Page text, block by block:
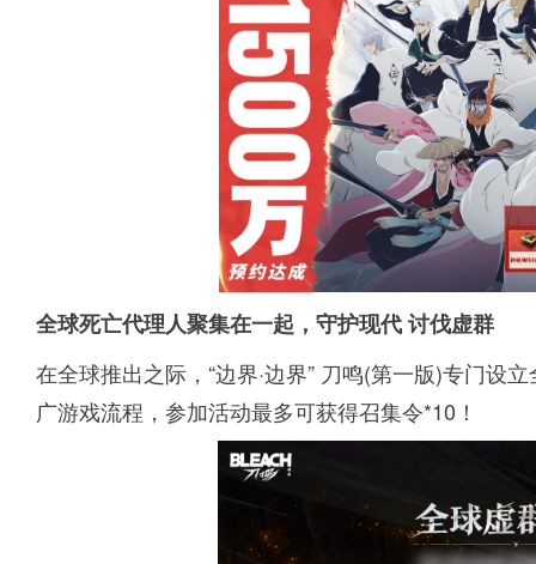
全球死亡代理人聚集在一起，守护现代 讨伐虚群
在全球推出之际，“边界·边界” 刀鸣(第一版)专门设
广游戏流程，参加活动最多可获得召集令*10！